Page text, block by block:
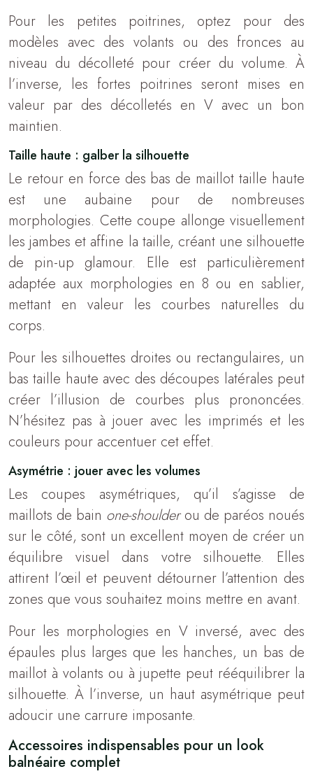
Pour les petites poitrines, optez pour des
modèles avec des volants ou des fronces au
niveau du décolleté pour créer du volume. À
l’inverse, les fortes poitrines seront mises en
valeur par des décolletés en V avec un bon
maintien.
Taille haute : galber la silhouette
Le retour en force des bas de maillot taille haute
est une aubaine pour de nombreuses
morphologies. Cette coupe allonge visuellement
les jambes et affine la taille, créant une silhouette
de pin-up glamour. Elle est particulièrement
adaptée aux morphologies en 8 ou en sablier,
mettant en valeur les courbes naturelles du
corps.
Pour les silhouettes droites ou rectangulaires, un
bas taille haute avec des découpes latérales peut
créer l’illusion de courbes plus prononcées.
N’hésitez pas à jouer avec les imprimés et les
couleurs pour accentuer cet effet.
Asymétrie : jouer avec les volumes
Les coupes asymétriques, qu’il s’agisse de
maillots de bain one-shoulderou de paréos noués
sur le côté, sont un excellent moyen de créer un
équilibre visuel dans votre silhouette. Elles
attirent l’œil et peuvent détourner l’attention des
zones que vous souhaitez moins mettre en avant.
Pour les morphologies en V inversé, avec des
épaules plus larges que les hanches, un bas de
maillot à volants ou à jupette peut rééquilibrer la
silhouette. À l’inverse, un haut asymétrique peut
adoucir une carrure imposante.
Accessoires indispensables pour un look
balnéaire complet